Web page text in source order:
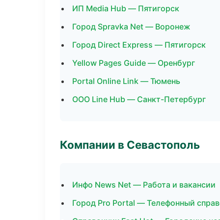
ИП Media Hub — Пятигорск
Город Spravka Net — Воронеж
Город Direct Express — Пятигорск
Yellow Pages Guide — Оренбург
Portal Online Link — Тюмень
ООО Line Hub — Санкт-Петербург
Компании в Севастополь
Инфо News Net — Работа и вакансии
Город Pro Portal — Телефонный